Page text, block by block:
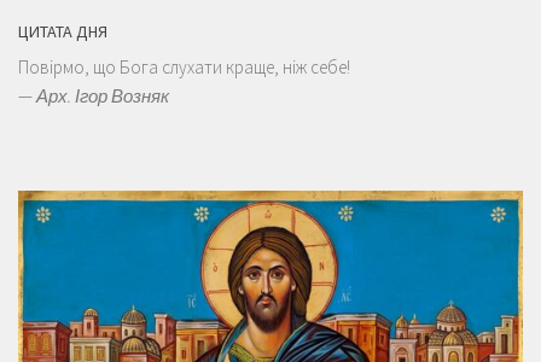
ЦИТАТА ДНЯ
Повірмо, що Бога слухати краще, ніж себе!
—Арх. Ігор Возняк